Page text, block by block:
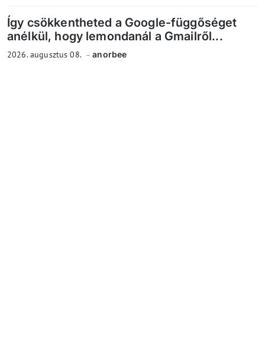
Így csökkentheted a Google-függőséget
anélkül, hogy lemondanál a Gmailről...
2026. augusztus 08. anorbee